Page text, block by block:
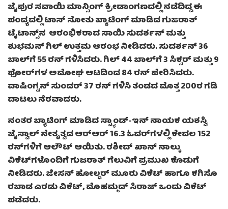
ಜೈಪುರ ಸವಾಯಿ ಮಾನ್ಸಿಂಗ್​ ಕ್ರೀಡಾಂಗಣದಲ್ಲಿ ನಡೆದಿದ್ದ ಈ
ಪಂದ್ಯದಲ್ಲಿ ಟಾಸ್ ಸೋತು ಬ್ಯಾಟಿಂಗ್ ಮಾಡಿದ ಗುಜರಾತ್
ಟೈಟಾನ್ಸ್‌ನ ಆರಂಭಿಕರಾದ ಸಾಯಿ ಸುದರ್ಶನ್‌ ಮತ್ತು
ಶುಭಮನ್‌ ಗಿಲ್‌ ಉತ್ತಮ ಆರಂಭ ನೀಡಿದರು. ಸುದರ್ಶನ್‌ 36
ಬಾಲ್‌ಗೆ 55 ರನ್‌ ಗಳಿಸಿದರು. ಗಿಲ್‌ 44 ಬಾಲ್‌ಗೆ 3 ಸಿಕ್ಸರ್‌ ಮತ್ತು 9
ಫೋರ್‌ಗಳ ಅಮೋಘ ಆಟದಿಂದ 84 ರನ್‌ ಪೇರಿಸಿದರು.
ವಾಷಿಂಗ್ಟನ್‌ ಸುಂದರ್‌ 37 ರನ್‌ ಗಳಿಸಿ ತಂಡದ ಮೊತ್ತ 200ರ ಗಡಿ
ದಾಟಲು ನೆರವಾದರು.
ನಂತರ ಬ್ಯಾಟಿಂಗ್‌ ಮಾಡಿದ ಸ್ಟ್ಯಾಂಡ್-ಇನ್ ನಾಯಕ ಯಶಸ್ವಿ
ಜೈಸ್ವಾಲ್ ನೇತೃತ್ವದ ಆರ್‌ಆರ್ 16.3 ಓವರ್‌ಗಳಲ್ಲಿ ಕೇವಲ 152
ರನ್‌ಗಳಿಗೆ ಆಲೌಟ್ ಆಯಿತು. ರಶೀದ್ ಖಾನ್ ನಾಲ್ಕು
ವಿಕೆಟ್‌ಗಳೊಂದಿಗೆ ಗುಜರಾತ್‌ ಗೆಲುವಿಗೆ ಪ್ರಮುಖ ಕೊಡುಗೆ
ನೀಡಿದರು. ಜೇಸನ್ ಹೋಲ್ಡರ್ ಮೂರು ವಿಕೆಟ್‌ ಹಾಗೂ ಕಗಿಸೊ
ರಬಾಡ ಎರಡು ವಿಕೆಟ್‌, ಮೊಹಮ್ಮದ್ ಸಿರಾಜ್ ಒಂದು ವಿಕೆಟ್
ಪಡೆದರು.